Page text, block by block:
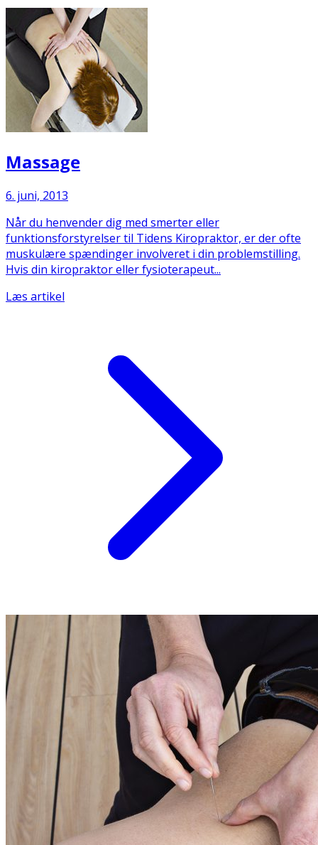
Massage
6. juni, 2013
Når du henvender dig med smerter eller
funktionsforstyrelser til Tidens Kiropraktor, er der ofte
muskulære spændinger involveret i din problemstilling.
Hvis din kiropraktor eller fysioterapeut...
Læs artikel